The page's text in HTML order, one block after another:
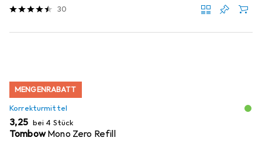
30
MENGENRABATT
Korrekturmittel
EUR
3,25 bei 4 Stück
Tombow Mono Zero Refill